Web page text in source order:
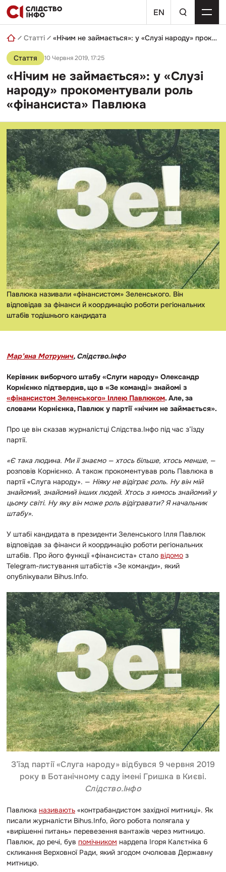
Skip
to
content
EN
пошуковий
запит
Статті «Нічим не займається»: у «Слузі народу» прокоментували роль «фінансиста» Павлюка
Стаття 10 Червня 2019, 17:25
«Нічим не займається»: у «Слузі
народу» прокоментували роль
«фінансиста» Павлюка
Павлюка називали «фінансистом» Зеленського. Він
відповідав за фінанси й координацію роботи регіональних
штабів тодішнього кандидата
Мар’яна Мотрунич, Слідство.Інфо
Керівник виборчого штабу «Слуги народу» Олександр
Корнієнко підтвердив, що в «Зе команді» знайомі з
«фінансистом Зеленського» Іллею Павлюком. Але, за
словами Корнієнка, Павлюк у партії «нічим не займається».
Про це він сказав журналістці Слідства.Інфо під час з’їзду
партії.
«Є така людина. Ми її знаємо — хтось більше, хтось менше, —
розповів Корнієнко. А також прокоментував роль Павлюка в
партії «Слуга народу». — Ніяку не відіграє роль. Ну він мій
знайомий, знайомий інших людей. Хтось з кимось знайомий у
цьому світі. Ну яку він може роль відігравати? Я начальник
штабу».
У штабі кандидата в президенти Зеленського Ілля Павлюк
відповідав за фінанси й координацію роботи регіональних
штабів. Про його функції «фінансиста» стало відомо з
Telegram-листування штабістів «Зе команди», який
опублікували Bihus.Info.
З’їзд партії «Слуга народу» відбувся 9 червня 2019
року в Ботанічному саду імені Гришка в Києві.
Слідство.Інфо
Павлюка називають «контрабандистом західної митниці». Як
писали журналісти Bihus.Info, його робота полягала у
«вирішенні питань» перевезення вантажів через митницю.
Павлюк, до речі, був помічником нардепа Ігоря Калєтніка 6
скликання Верховної Ради, який згодом очолював Державну
митницю.